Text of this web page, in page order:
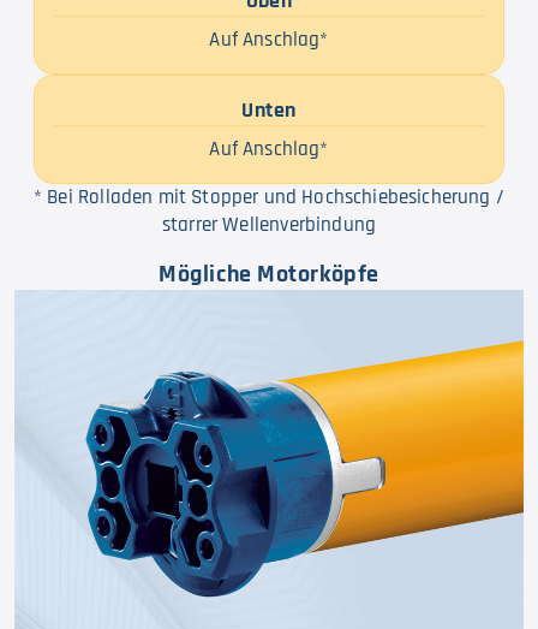
Auf Anschlag*
Unten
Auf Anschlag*
* Bei Rolladen mit Stopper und Hochschiebesicherung /
starrer Wellenverbindung
Mögliche Motorköpfe